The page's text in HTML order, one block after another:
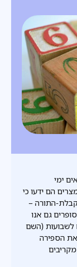
ימי
הם ידעו כי
התורה –
גם אנו
(השם
הספירה